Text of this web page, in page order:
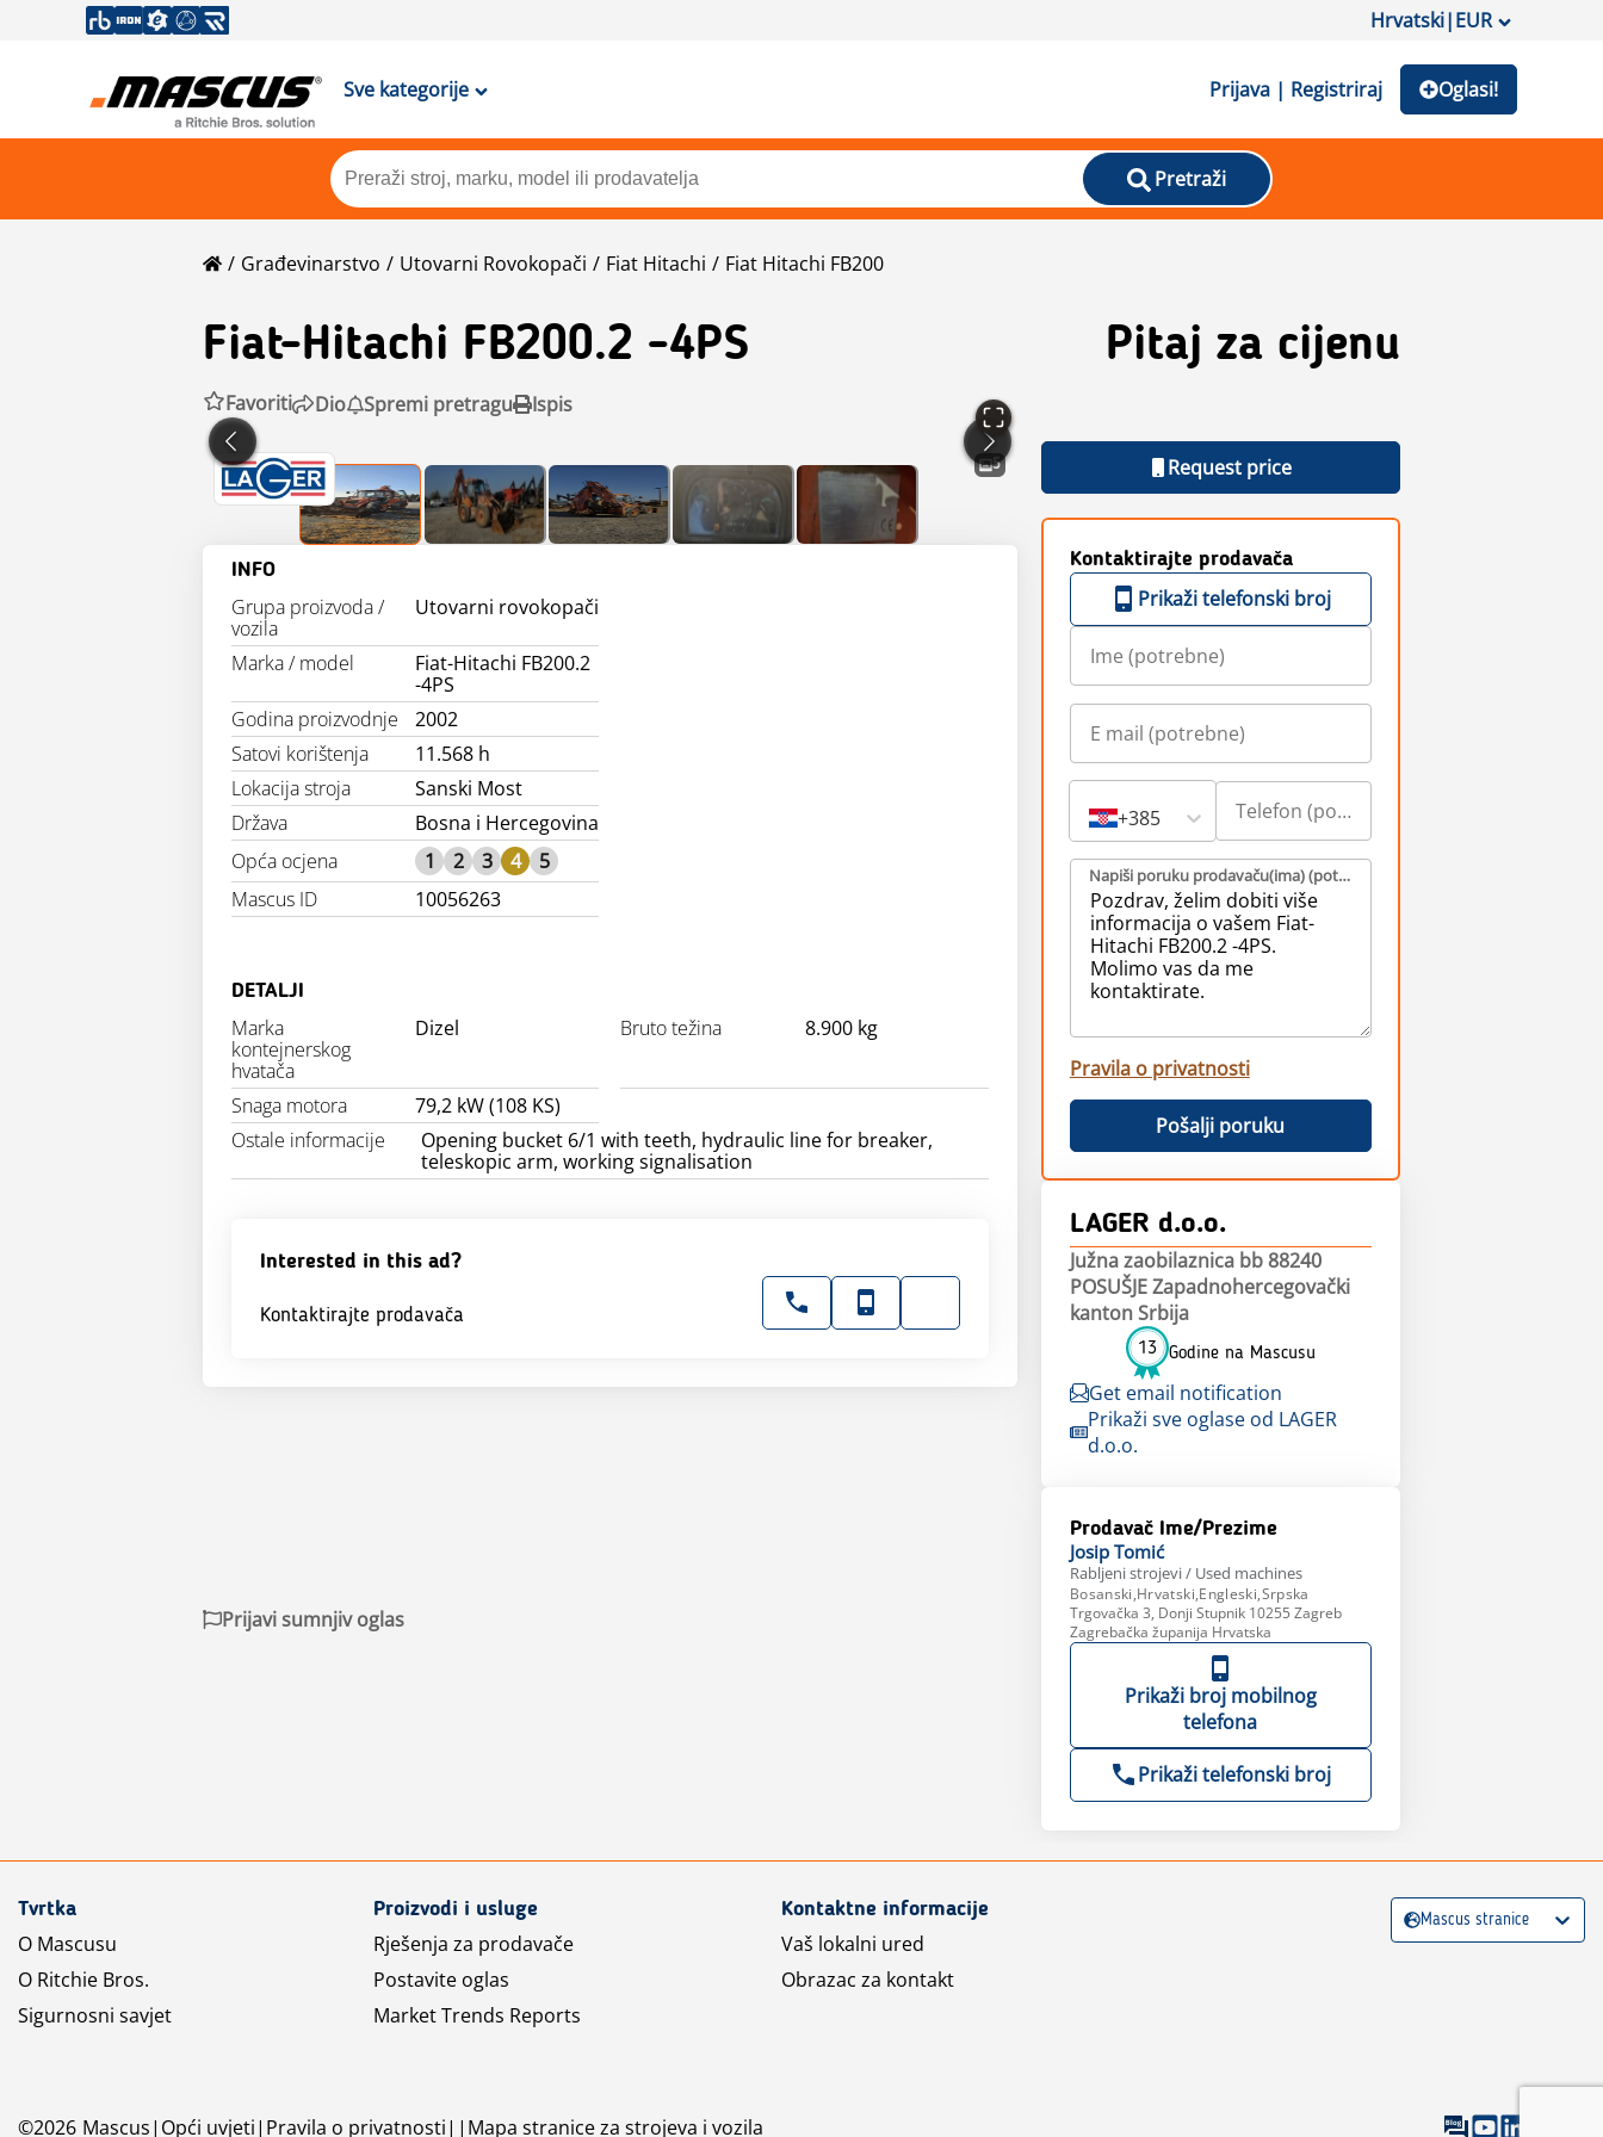
Hrvatski|EUR
Sve kategorije Prijava | Registriraj Oglasi!
Pretraži
Građevinarstvo Utovarni Rovokopači Fiat Hitachi Fiat Hitachi FB200
Fiat-Hitachi FB200.2 -4PS Pitaj za cijenu
Favoriti Dio Spremi pretragu Ispis
5
INFO
Grupa proizvoda /
vozila
Utovarni rovokopači
Marka / model
Fiat-Hitachi FB200.2
-4PS
Godina proizvodnje
2002
Satovi korištenja
11.568 h
Lokacija stroja
Sanski Most
Država
Bosna i Hercegovina
Opća ocjena
1 2 3 4
5
Mascus ID
10056263
DETALJI
Marka
kontejnerskog
hvatača
Dizel Bruto težina 8.900 kg
Snaga motora
79,2 kW (108 KS)
Ostale informacije
Opening bucket 6/1 with teeth, hydraulic line for breaker,
teleskopic arm, working signalisation
Interested in this ad?
Kontaktirajte prodavača
Request price
Kontaktirajte prodavača
Prikaži telefonski broj
+385
Napiši poruku prodavaču(ima) (potrebne)
Pravila o privatnosti
Pošalji poruku
LAGER d.o.o.
Južna zaobilaznica bb 88240
POSUŠJE Zapadnohercegovački
kanton Srbija
13 Godine na Mascusu
Get email notification
Prikaži sve oglase od LAGER
d.o.o.
Prodavač Ime/Prezime
Josip Tomić
Rabljeni strojevi / Used machines
Bosanski,Hrvatski,Engleski,Srpska
Trgovačka 3, Donji Stupnik 10255 Zagreb
Zagrebačka županija Hrvatska
Prikaži broj mobilnog
telefona
Prikaži telefonski broj
Prijavi sumnjiv oglas
Tvrtka
O Mascusu
O Ritchie Bros.
Sigurnosni savjet
Proizvodi i usluge
Rješenja za prodavače
Postavite oglas
Market Trends Reports
Kontaktne informacije
Vaš lokalni ured
Obrazac za kontakt
©2026 Mascus Opći uvjeti Pravila o privatnosti Mapa stranice za strojeva i vozila
Mascus stranice